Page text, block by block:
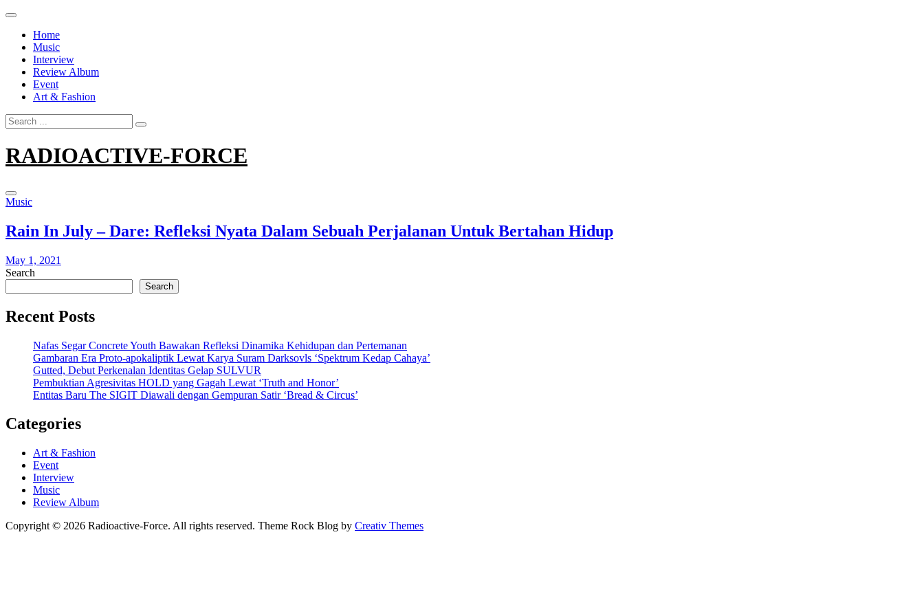
Skip
contentHome
Music
Interview
Review Album
Event
Art & Fashion
Search
for:
RADIOACTIVE-FORCE
Music
Rain In July – Dare: Refleksi Nyata Dalam Sebuah Perjalanan Untuk Bertahan Hidup
May 1, 2021
Search
Search
Recent Posts
Nafas Segar Concrete Youth Bawakan Refleksi Dinamika Kehidupan dan Pertemanan
Gambaran Era Proto-apokaliptik Lewat Karya Suram Darksovls ‘Spektrum Kedap Cahaya’
Gutted, Debut Perkenalan Identitas Gelap SULVUR
Pembuktian Agresivitas HOLD yang Gagah Lewat ‘Truth and Honor’
Entitas Baru The SIGIT Diawali dengan Gempuran Satir ‘Bread & Circus’
Categories
Art & Fashion
Event
Interview
Music
Review Album
Copyright © 2026 Radioactive-Force. All rights reserved. Theme Rock Blog by Creativ Themes